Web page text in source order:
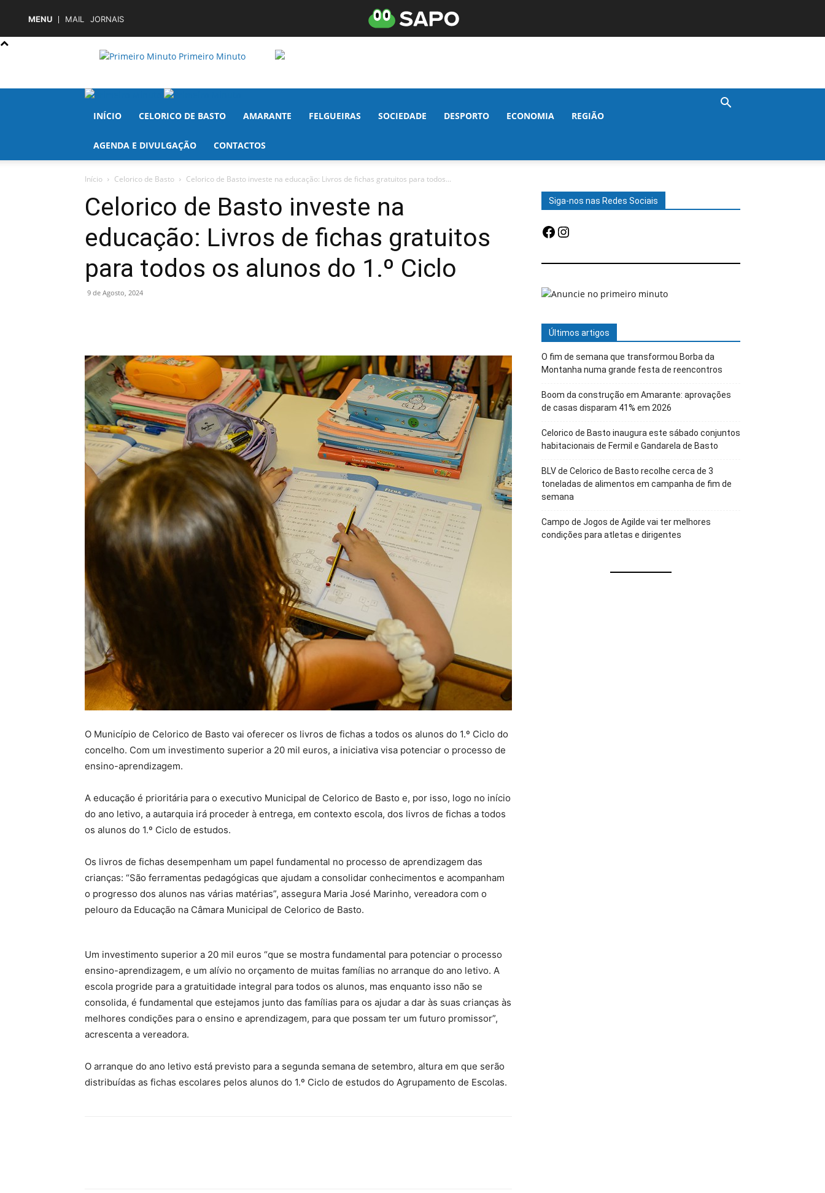
MENU MAIL JORNAIS
Primeiro Minuto
INÍCIO CELORICO DE BASTO AMARANTE FELGUEIRAS SOCIEDADE DESPORTO ECONOMIA REGIÃO
AGENDA E DIVULGAÇÃO CONTACTOS
Início Celorico de Basto Celorico de Basto investe na educação: Livros de fichas gratuitos para todos...
Celorico de Basto investe na
educação: Livros de fichas gratuitos
para todos os alunos do 1.º Ciclo
9 de Agosto, 2024
O Município de Celorico de Basto vai oferecer os livros de fichas a todos os alunos do 1.º Ciclo do
concelho. Com um investimento superior a 20 mil euros, a iniciativa visa potenciar o processo de
ensino-aprendizagem.
A educação é prioritária para o executivo Municipal de Celorico de Basto e, por isso, logo no início
do ano letivo, a autarquia irá proceder à entrega, em contexto escola, dos livros de fichas a todos
os alunos do 1.º Ciclo de estudos.
Os livros de fichas desempenham um papel fundamental no processo de aprendizagem das
crianças: “São ferramentas pedagógicas que ajudam a consolidar conhecimentos e acompanham
o progresso dos alunos nas várias matérias”, assegura Maria José Marinho, vereadora com o
pelouro da Educação na Câmara Municipal de Celorico de Basto.
Um investimento superior a 20 mil euros “que se mostra fundamental para potenciar o processo
ensino-aprendizagem, e um alívio no orçamento de muitas famílias no arranque do ano letivo. A
escola progride para a gratuitidade integral para todos os alunos, mas enquanto isso não se
consolida, é fundamental que estejamos junto das famílias para os ajudar a dar às suas crianças às
melhores condições para o ensino e aprendizagem, para que possam ter um futuro promissor”,
acrescenta a vereadora.
O arranque do ano letivo está previsto para a segunda semana de setembro, altura em que serão
distribuídas as fichas escolares pelos alunos do 1.º Ciclo de estudos do Agrupamento de Escolas.
Siga-nos nas Redes Sociais
Facebook
Instagram
Últimos artigos
O fim de semana que transformou Borba da
Montanha numa grande festa de reencontros
Boom da construção em Amarante: aprovações
de casas disparam 41% em 2026
Celorico de Basto inaugura este sábado conjuntos
habitacionais de Fermil e Gandarela de Basto
BLV de Celorico de Basto recolhe cerca de 3
toneladas de alimentos em campanha de fim de
semana
Campo de Jogos de Agilde vai ter melhores
condições para atletas e dirigentes